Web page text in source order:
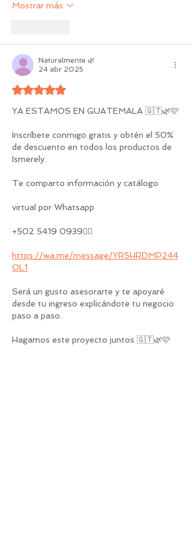
Mostrar más
Naturalmente 🌿
24 abr 2025
Obtuvo 5 de 5 estrellas.
YA ESTAMOS EN GUATEMALA 🇬🇹🌿🩷
Inscríbete conmigo gratis y obtén el 50%
de descuento en todos los productos de
Ismerely.
Te comparto información y catálogo
virtual por Whatsapp
+502 5419 0939👇🏻
https://wa.me/message/YR5HRDMP244
OL1
Será un gusto asesorarte y te apoyaré
desde tu ingreso explicándote tu negocio
paso a paso.
Hagamos este proyecto juntos 🇬🇹🌿🩷